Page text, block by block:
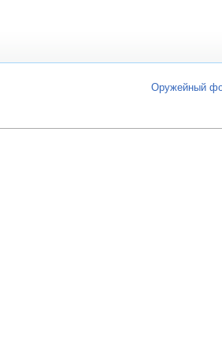
Оружейный